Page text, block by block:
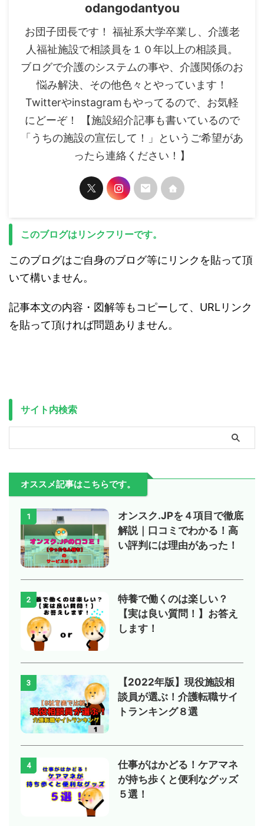
odangodantyou
お団子団長です！ 福祉系大学卒業し、介護老
人福祉施設で相談員を１０年以上の相談員。
ブログで介護のシステムの事や、介護関係のお
悩み解決、その他色々とやっています！
Twitterやinstagramもやってるので、お気軽
にどーぞ！ 【施設紹介記事も書いているので
「うちの施設の宣伝して！」というご希望があ
ったら連絡ください！】
このブログはリンクフリーです。
このブログはご自身のブログ等にリンクを貼って頂
いて構いません。
記事本文の内容・図解等もコピーして、URLリンク
を貼って頂ければ問題ありません。
サイト内検索
オススメ記事はこちらです。
1
オンスク.JPを４項目で徹底
解説｜口コミでわかる！高
い評判には理由があった！
2
特養で働くのは楽しい？
【実は良い質問！】お答え
します！
3
【2022年版】現役施設相
談員が選ぶ！介護転職サイ
トランキング８選
4
仕事がはかどる！ケアマネ
が持ち歩くと便利なグッズ
５選！